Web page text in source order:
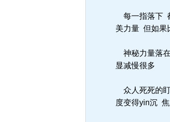
每一指落下
美力量 但如果
神秘力量落
显减慢很多
众人死死的
度变得yin沉